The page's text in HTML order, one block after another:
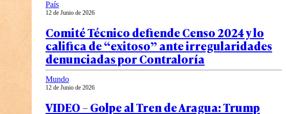
País
12 de Junio de 2026
Comité Técnico defiende Censo 2024 y lo
califica de “exitoso” ante irregularidades
denunciadas por Contraloría
Mundo
12 de Junio de 2026
VIDEO – Golpe al Tren de Aragua: Trump